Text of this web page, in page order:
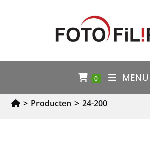
0 MENU
> Producten > 24-200